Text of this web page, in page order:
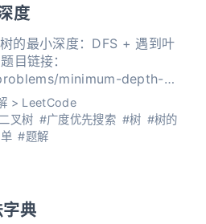
度
树的最小深度：DFS + 遇到叶
目链接：
minimum-depth-
二叉树，找出其最小深度。
近叶子节点的最短路径上的
> LeetCode
叉树 #广度优先搜索 #树 #树的
#题解
典